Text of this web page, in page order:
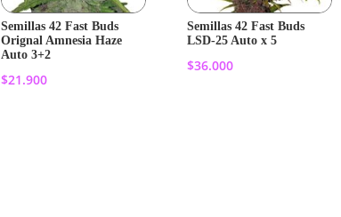
Semillas 42 Fast Buds
Orignal Amnesia Haze
Auto 3+2
$21.900
Semillas 42 Fast Buds
LSD-25 Auto x 5
$36.000